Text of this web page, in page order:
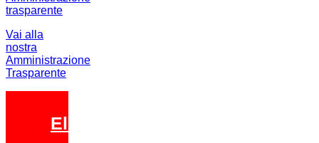
Vai alla
nostra
Amministrazione
Trasparente
Elezioni 2026